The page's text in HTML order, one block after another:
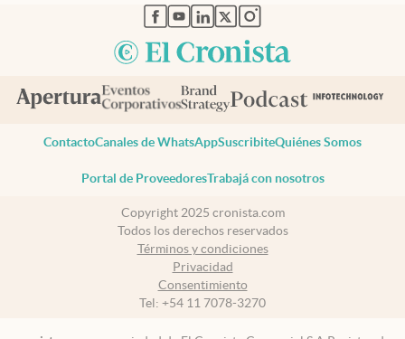
abre en nueva pestaña
abre en nueva pestaña
abre en nueva pestaña
abre en nueva pestaña
abre en nueva pestaña
ContactoCanales de WhatsAppSuscribiteQuiénes Somos
Portal de ProveedoresTrabajá con nosotros
Copyright 2025 cronista.com
Todos los derechos reservados
Términos y condiciones
Privacidad
Consentimiento
Tel: +54 11 7078-3270